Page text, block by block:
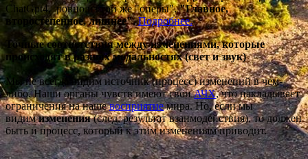
ChatGpt4, ровно из той же "оперы"."Главное,
второстепенное, лишнее".Подробнее.
Точные соответствия между изменениями, которые
происходят в разных модальностях (свет и звук)
Мы не всегда видим источник (процесс) изменений в чем-
либо. Наши органы чувств имеют своиАЧХ, что накладывает
ограничения на нашевосприятиемира. Но, если мы
видимизменения(след, результат взаимодействия), то должен
быть и процесс, который к этим изменениям приводит.